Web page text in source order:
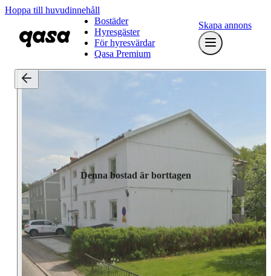
Hoppa till huvudinnehåll
Bostäder
Hyresgäster
För hyresvärdar
Qasa Premium
Skapa annons
Denna bostad är borttagen